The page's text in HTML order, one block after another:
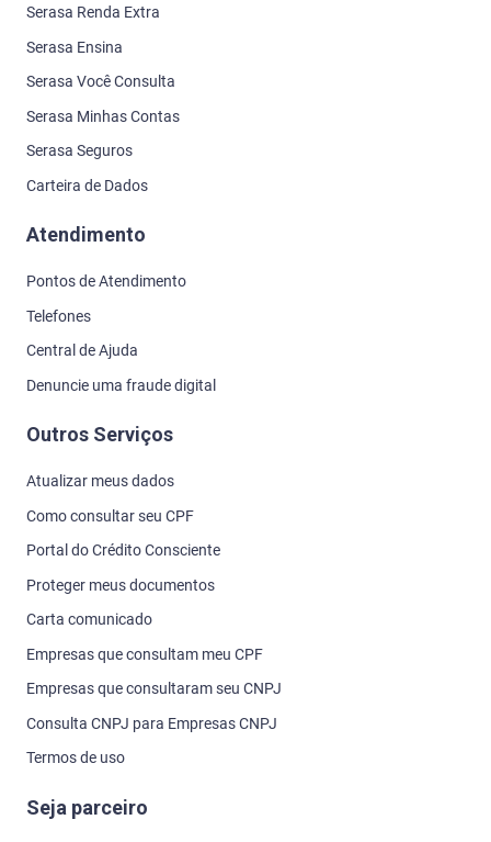
Serasa Renda Extra
Serasa Ensina
Serasa Você Consulta
Serasa Minhas Contas
Serasa Seguros
Carteira de Dados
Atendimento
Pontos de Atendimento
Telefones
Central de Ajuda
Denuncie uma fraude digital
Outros Serviços
Atualizar meus dados
Como consultar seu CPF
Portal do Crédito Consciente
Proteger meus documentos
Carta comunicado
Empresas que consultam meu CPF
Empresas que consultaram seu CNPJ
Consulta CNPJ para Empresas CNPJ
Termos de uso
Seja parceiro